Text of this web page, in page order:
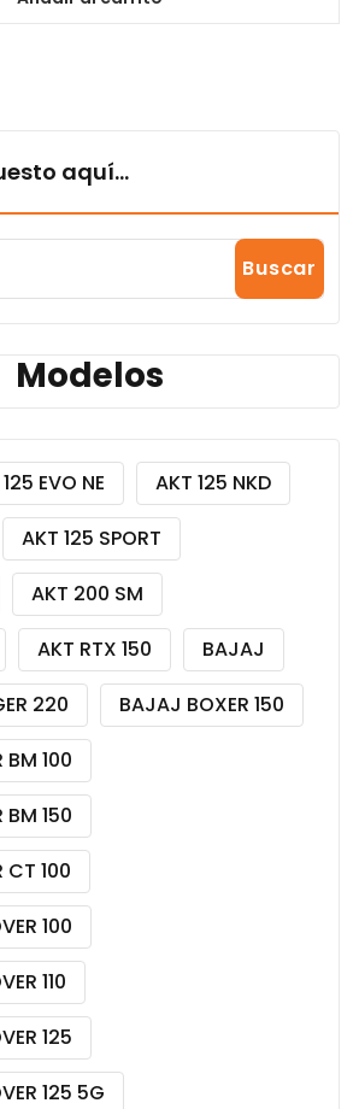
aquí...
Buscar
Modelos
EVO NE
AKT 125 NKD
AKT 125 SPORT
AKT 200 SM
AKT RTX 150
BAJAJ
220
BAJAJ BOXER 150
BM 100
BM 150
CT 100
100
110
125
125 5G